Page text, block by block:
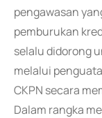
pengawasan
pemburukan
selalu didorong
melalui
CKPN secara
Dalam rangka